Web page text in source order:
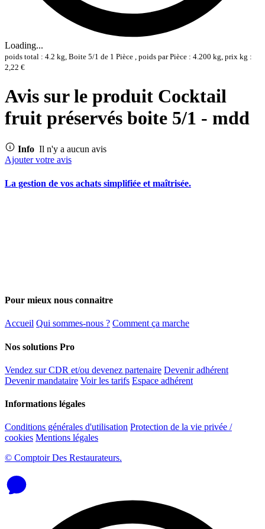
Loading...
poids total : 4.2 kg, Boite 5/1 de 1 Pièce , poids par Pièce : 4.200 kg, prix kg :
2,22 €
Avis sur le produit Cocktail
fruit préservés boite 5/1 - mdd
Info Il n'y a aucun avis
Ajouter votre avis
La gestion de vos achats simplifiée et maîtrisée.
Pour mieux nous connaitre
Accueil Qui sommes-nous ? Comment ça marche
Nos solutions Pro
Vendez sur CDR et/ou devenez partenaire Devenir adhérent
Devenir mandataire Voir les tarifs Espace adhérent
Informations légales
Conditions générales d'utilisation Protection de la vie privée /
cookies Mentions légales
© Comptoir Des Restaurateurs.